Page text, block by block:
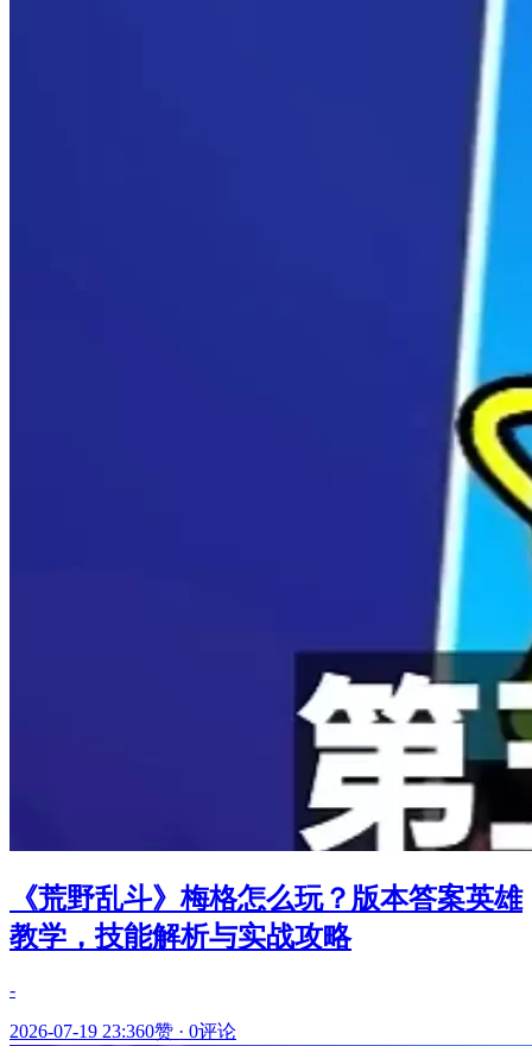
《荒野乱斗》梅格怎么玩？版本答案英雄
教学，技能解析与实战攻略
-
2026-07-19 23:360赞 · 0评论